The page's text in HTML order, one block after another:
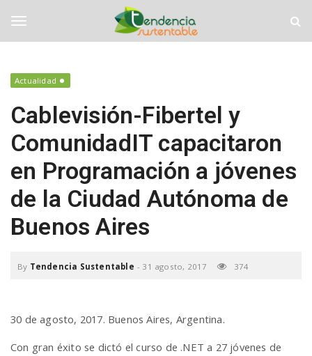
o
g
l
n
c
a
u
t
n
a
e
Actualidad
Cablevisión-Fibertel y
ComunidadIT capacitaron
en Programación a jóvenes
de la Ciudad Autónoma de
Buenos Aires
By Tendencia Sustentable - 31 agosto, 2017 374
30 de agosto, 2017. Buenos Aires, Argentina.
Con gran éxito se dictó el curso de .NET a 27 jóvenes de